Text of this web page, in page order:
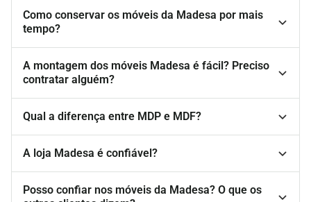
Como conservar os móveis da Madesa por mais
tempo?
A montagem dos móveis Madesa é fácil? Preciso
contratar alguém?
Qual a diferença entre MDP e MDF?
A loja Madesa é confiável?
Posso confiar nos móveis da Madesa? O que os